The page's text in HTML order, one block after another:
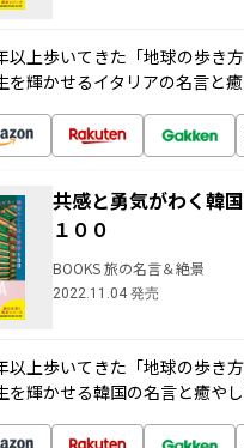
以上歩いてきた「地球の歩き
を輝かせるイタリアの名言と
共感と勇気がわく韓
１００
BOOKS 旅の名言＆絶景
2022.11.04 発売
以上歩いてきた「地球の歩き
を輝かせる韓国の名言と癒や